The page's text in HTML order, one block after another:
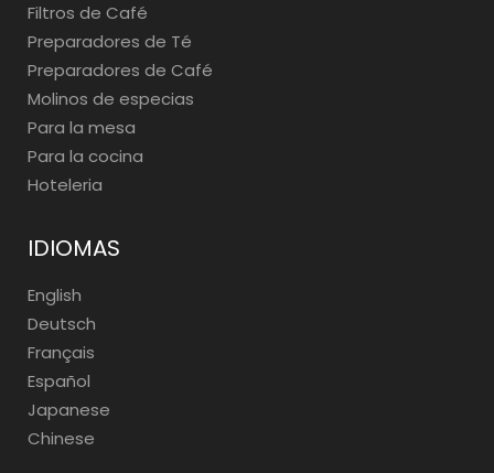
Filtros de Café
Preparadores de Té
Preparadores de Café
Molinos de especias
Para la mesa
Para la cocina
Hoteleria
IDIOMAS
English
Deutsch
Français
Español
Japanese
Chinese